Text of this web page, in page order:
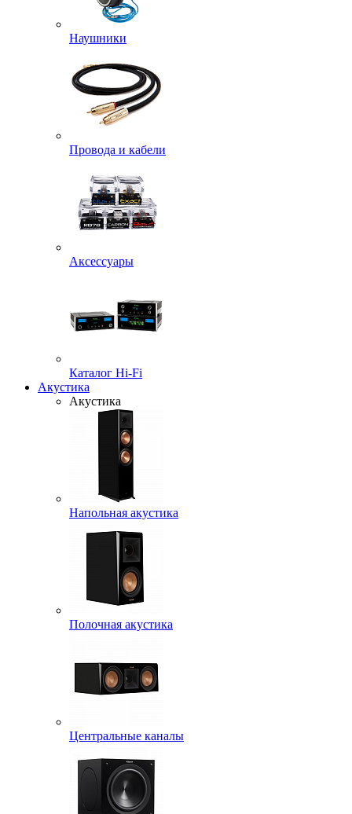
Наушники
Провода и кабели
Аксессуары
Каталог Hi-Fi
Акустика
Акустика
Напольная акустика
Полочная акустика
Центральные каналы